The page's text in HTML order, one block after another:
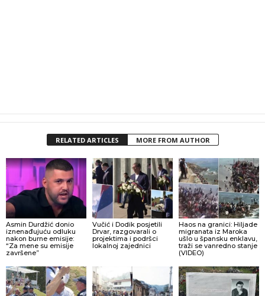
RELATED ARTICLES MORE FROM AUTHOR
Asmin Durdžić donio
iznenađujuću odluku
nakon burne emisije:
“Za mene su emisije
završene”
Vučić i Dodik posjetili
Drvar, razgovarali o
projektima i podršci
lokalnoj zajednici
Haos na granici: Hiljade
migranata iz Maroka
ušlo u špansku enklavu,
traži se vanredno stanje
(VIDEO)